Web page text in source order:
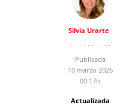
Silvia Urarte
Publicada
10 marzo 2026
00:17h
Actualizada